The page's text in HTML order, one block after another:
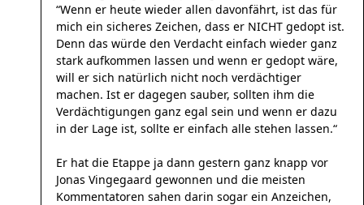
“Wenn er heute wieder allen davonfährt, ist das für
mich ein sicheres Zeichen, dass er NICHT gedopt ist.
Denn das würde den Verdacht einfach wieder ganz
stark aufkommen lassen und wenn er gedopt wäre,
will er sich natürlich nicht noch verdächtiger
machen. Ist er dagegen sauber, sollten ihm die
Verdächtigungen ganz egal sein und wenn er dazu
in der Lage ist, sollte er einfach alle stehen lassen.“
Er hat die Etappe ja dann gestern ganz knapp vor
Jonas Vingegaard gewonnen und die meisten
Kommentatoren sahen darin sogar ein Anzeichen,